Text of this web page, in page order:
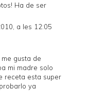
Ha de ser
a les 12:05
gusta de
mi madre solo
receta esta super
ya